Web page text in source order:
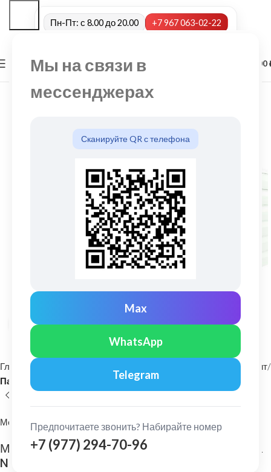
Мы на связи в
мессенджерах
Сканируйте QR с телефона
Max
WhatsApp
Telegram
Предпочитаете звонить? Набирайте номер
+7 (977) 294-70-96
Пн-Пт: с 8.00 до 20.00 +7 967 063-02-22
МЕНЮ 0,00
Нажмите, чтобы увеличить
Главная
Металлический сайдинг и софит
Панель сайдинга
МеталлПрофиль
МеталлПрофиль: Сайдинг Корабельная доска
Norman 0,5 мм Ral 9003